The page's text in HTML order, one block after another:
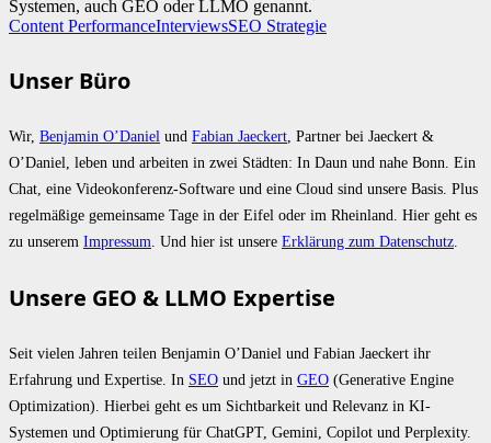
Systemen, auch GEO oder LLMO genannt.
Content PerformanceInterviewsSEO Strategie
Unser Büro
Wir, Benjamin O’Daniel und Fabian Jaeckert , Partner bei Jaeckert &
O’Daniel, leben und arbeiten in zwei Städten: In Daun und nahe Bonn. Ein
Chat, eine Videokonferenz-Software und eine Cloud sind unsere Basis. Plus
regelmäßige gemeinsame Tage in der Eifel oder im Rheinland. Hier geht es
zu unserem Impressum . Und hier ist unsere Erklärung zum Datenschutz
Unsere GEO & LLMO Expertise
Seit vielen Jahren teilen Benjamin O’Daniel und Fabian Jaeckert ihr
Erfahrung und Expertise. In SEO und jetzt in GEO (Generative Engine
Optimization). Hierbei geht es um Sichtbarkeit und Relevanz in KI-
Systemen und Optimierung für ChatGPT, Gemini, Copilot und Perplexity.